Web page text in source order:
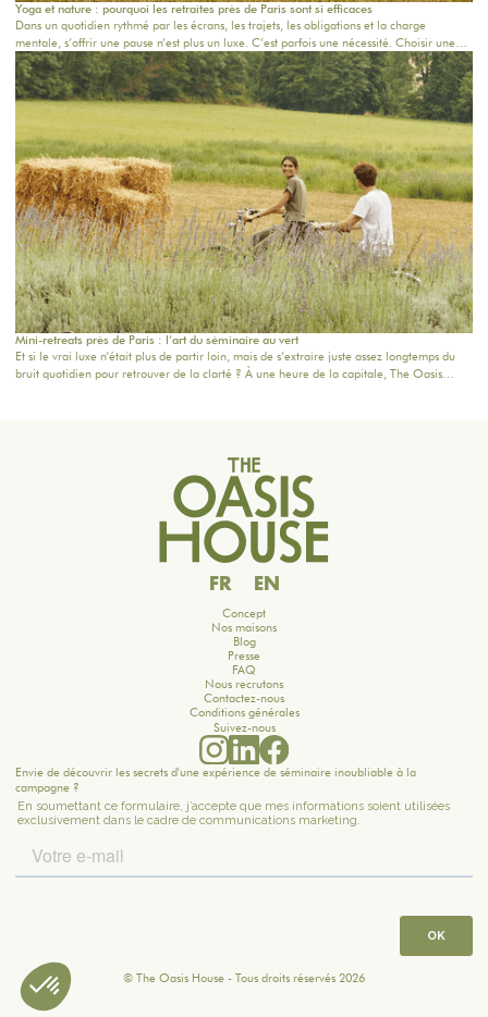
Yoga et nature : pourquoi les retraites près de Paris sont si efficaces
Dans un quotidien rythmé par les écrans, les trajets, les obligations et la charge
mentale, s’offrir une pause n’est plus un luxe. C’est parfois une nécessité. Choisir une
retraite yoga proche de Paris, c’est permettre au corps et à l’esprit de ralentir sans
devoir partir loin. À seulement quelques kilomètres de l’agitation urbaine, la nature
devient un véritable espace de respiration. Chez THE OASIS HOUSE, l’expérience
repose sur une idée simple : créer un lieu où l’on peut se reconnecter à soi, aux autres
et au vivant, dans un cadre apaisant, chaleureux et inspirant.
Mini-retreats près de Paris : l’art du séminaire au vert
Et si le vrai luxe n’était plus de partir loin, mais de s’extraire juste assez longtemps du
bruit quotidien pour retrouver de la clarté ? À une heure de la capitale, The Oasis
FR EN
Concept
Nos maisons
Blog
Presse
FAQ
Nous recrutons
Contactez-nous
Conditions générales
Suivez-nous
Envie de découvrir les secrets d'une expérience de séminaire inoubliable à la
campagne ?
© The Oasis House - Tous droits réservés 2026